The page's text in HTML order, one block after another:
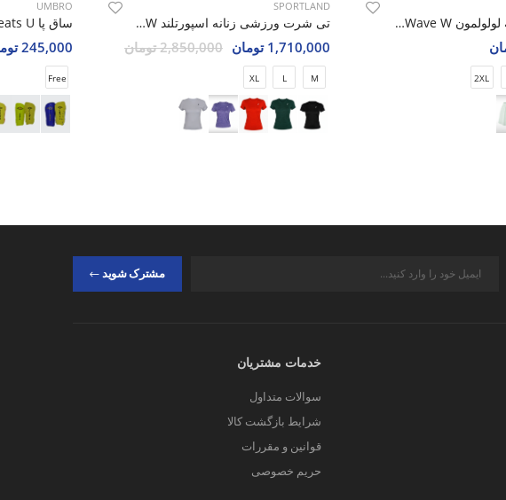
دامن تنیس زنانه لولولمون Star Wave W
2XL
SPORTLAND
تی شرت ورزشی زنانه اسپورتلند SHIFT Lumin W
1,710,000 تومان 2,850,000 تومان
M
L
XL
UMBRO
245,000 تومان
Free
مشترک شوید
خدمات مشتریان
سوالات متداول
شرایط بازگشت کالا
قوانین و مقررات
حریم خصوصی